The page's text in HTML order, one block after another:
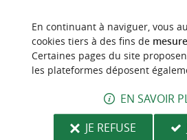
NOUS AVONS TESTÉ
En continuant à naviguer, vous
cookies tiers à des fins de
Certaines pages du site
les plateformes déposent
EN SAVOIR
JE REFUSE